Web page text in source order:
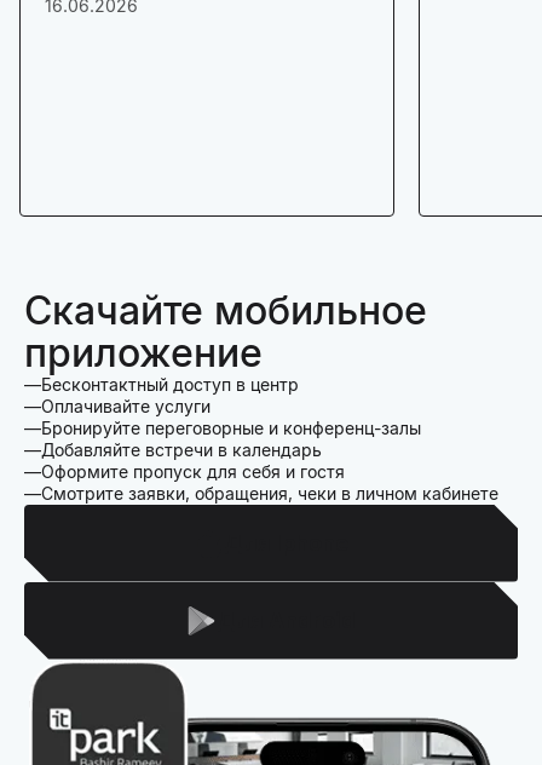
16.06.2026
Скачайте мобильное
приложение
Бесконтактный доступ в центр
Оплачивайте услуги
Бронируйте переговорные и конференц-залы
Добавляйте встречи в календарь
Оформите пропуск для себя и гостя
Смотрите заявки, обращения, чеки в личном кабинете